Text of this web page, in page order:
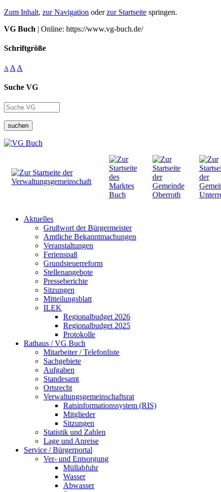
Zum Inhalt, zur Navigation oderzur Startseite springen.
VG Buch | Online: https://www.vg-buch.de/
Schriftgröße
A A A
Suche VG
suchen
Aktuelles
Grußwort der Bürgermeister
Amtliche Bekanntmachungen
Veranstaltungen
Ferienspaß
Grundsteuerreform
Stellenangebote
Presseberichte
Sitzungen
Mitteilungsblatt
ILEK
Regionalbudget 2026
Regionalbudget 2025
Protokolle
Rathaus / VG Buch
Mitarbeiter / Telefonliste
Sachgebiete
Aufgaben
Standesamt
Ortsrecht
Verwaltungsgemeinschaftsrat
Ratsinformationssystem (RIS)
Mitglieder
Sitzungen
Statistik und Zahlen
Lage und Anreise
Service / Bürgerportal
Ver- und Entsorgung
Müllabfuhr
Wasser
Abwasser